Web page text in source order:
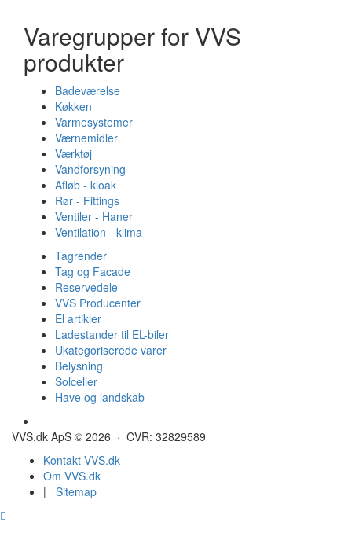
Varegrupper for VVS
produkter
Badeværelse
Køkken
Varmesystemer
Værnemidler
Værktøj
Vandforsyning
Afløb - kloak
Rør - Fittings
Ventiler - Haner
Ventilation - klima
Tagrender
Tag og Facade
Reservedele
VVS Producenter
El artikler
Ladestander til EL-biler
Ukategoriserede varer
Belysning
Solceller
Have og landskab
VVS.dk ApS © 2026 · CVR: 32829589
Kontakt VVS.dk
Om VVS.dk
| Sitemap